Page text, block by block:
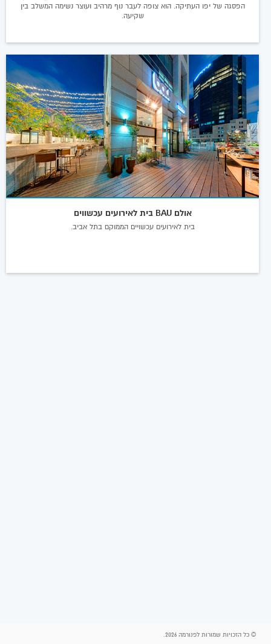
הפסגה של יפו העתיקה. הוא צופה לעבר נוף מרהיב ועוצר נשימה המשלב בין
שקיעה.
אולם BAU בית לאירועים עכשווים
בית לאירועים עכשויים הממוקם בתל אביב.
© כל הזכויות שמורות לפנורמה 2026.